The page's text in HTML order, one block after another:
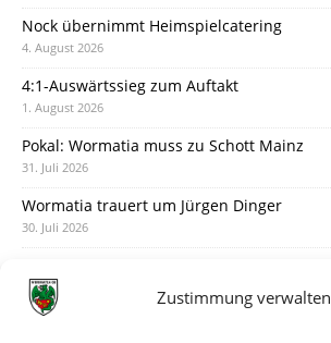
Zustimmung verwalten
Nock übernimmt Heimspielcatering
4. August 2026
4:1-Auswärtssieg zum Auftakt
1. August 2026
Pokal: Wormatia muss zu Schott Mainz
31. Juli 2026
Wormatia trauert um Jürgen Dinger
30. Juli 2026
28. Juli 2026